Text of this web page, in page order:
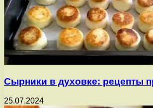
Сырники в духовке: рецепты
25.07.2024